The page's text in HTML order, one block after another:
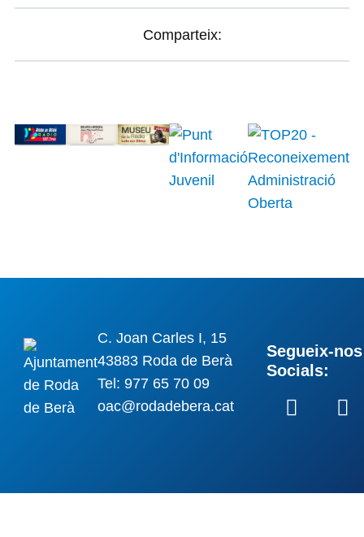
Comparteix:
C. Joan Carles I, 15
43883 Roda de Berà
Tel: 977 65 70 09
oac@rodadebera.cat
Segueix-
Socials: